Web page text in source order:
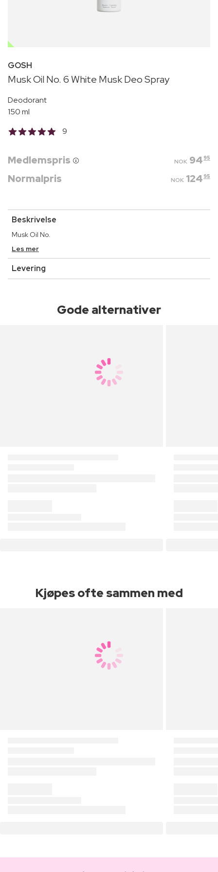
OUTLET
GOSH
Musk Oil No. 6 White Musk Deo Spray
Deodorant
150 ml
9
Medlemspris NOK 94 95
Normalpris NOK 124 95
Beskrivelse
Musk Oil No.
Les mer
Levering
Gode alternativer
Kjøpes ofte sammen med